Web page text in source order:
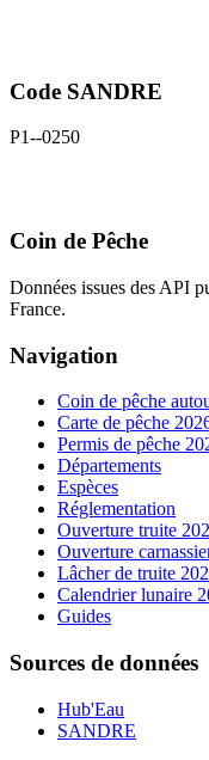
Code SANDRE
P1--0250
Coin de Pêche
Données issues des API
France.
Navigation
Coin de pêche
Carte de pêche
Permis de pêche
Départements
Espèces
Réglementation
Ouverture truite
Ouverture
Lâcher de truite
Calendrier lunaire
Guides
Sources de données
Hub'Eau
SANDRE